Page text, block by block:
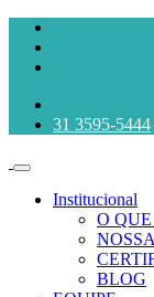
31 3595-5444
Institucional
O
BLOG